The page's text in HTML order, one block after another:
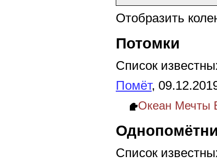
Отобразить
Потомки
Список
Помёт,
Океан Мечты
Список